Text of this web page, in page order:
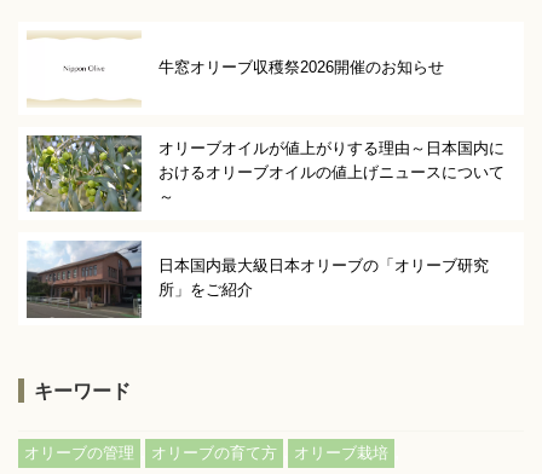
牛窓オリーブ収穫祭2026開催のお知らせ
オリーブオイルが値上がりする理由～日本国内に
おけるオリーブオイルの値上げニュースについて
～
日本国内最大級日本オリーブの「オリーブ研究
所」をご紹介
キーワード
オリーブの管理 オリーブの育て方 オリーブ栽培